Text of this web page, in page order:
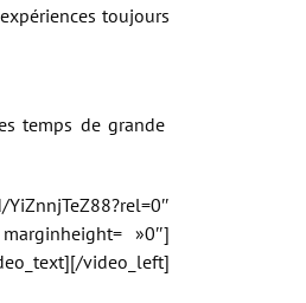
toujours
temps de grande
»0″]
video_left]